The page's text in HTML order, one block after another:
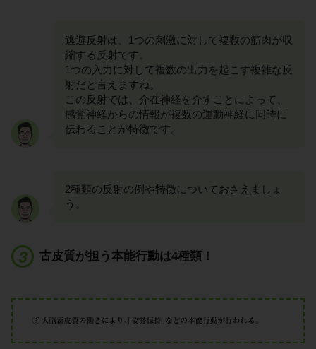
逃避反射は、1つの刺激に対して複数の筋肉が収
縮する反射です。
1つの入力に対して複数の出力を起こす複雑な反
射だと言えますね。
この反射では、介在神経を介すことによって、
感覚神経からの情報が複数の運動神経に同時に
伝わることが特徴です。
2種類の反射の例や特徴についておさえましょ
う。
古皮質が担う本能行動は4種類！